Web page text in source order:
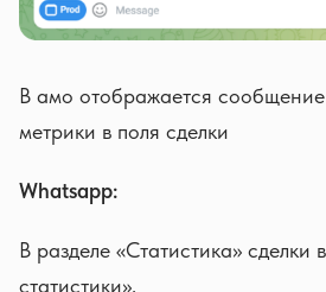
В амо отображается сообщение
метрики в поля сделки
Whatsapp:
В разделе «Статистика» сделки
статистики».